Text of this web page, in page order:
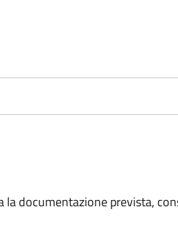
documentazione prevista,